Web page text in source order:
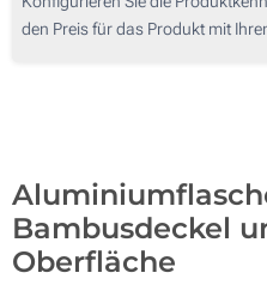
Lasergravur (Auf dem Cover)
100
den Preis für das Produkt mit
Bambusdeckel
Oberfläche